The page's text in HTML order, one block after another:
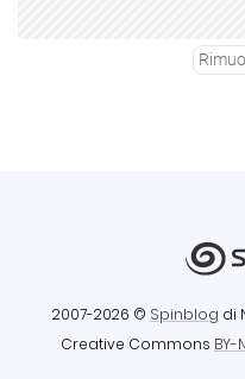
2007-2026 © Spinblog di
Creative Commons BY-